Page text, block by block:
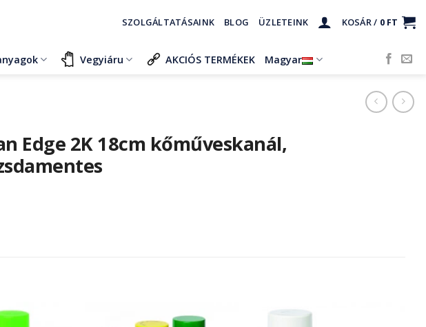
SZOLGÁLTATÁSAINK BLOG ÜZLETEINK KOSÁR / 0 FT
Vegyiáru AKCIÓS TERMÉKEK Magyar
Edge 2K 18cm kőműveskanál,